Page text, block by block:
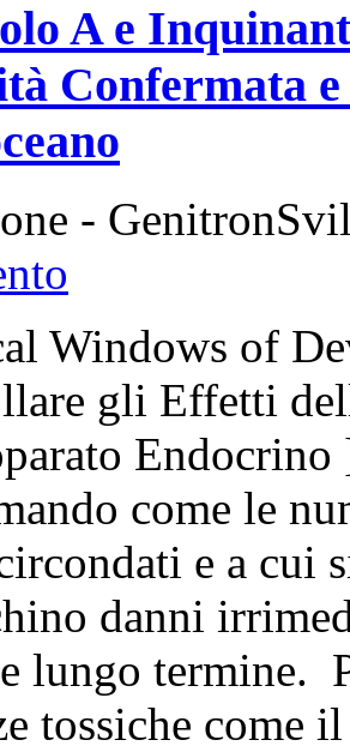
A e
Confermata
-
Windows of
gli Effetti
come le
e a cui
danni
lungo termine.
tossiche come